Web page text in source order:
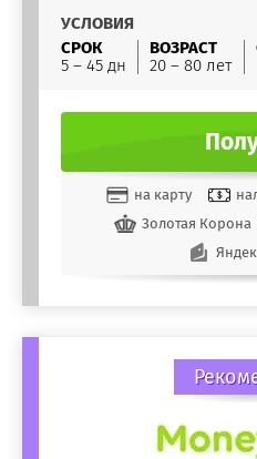
УСЛОВИЯ
СРОК
5 – 45 дн
ВОЗРАСТ
20 – 80 лет
на карту
Золотая Корона